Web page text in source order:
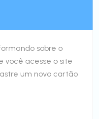
sobre o
você acesse o site
um novo cartão